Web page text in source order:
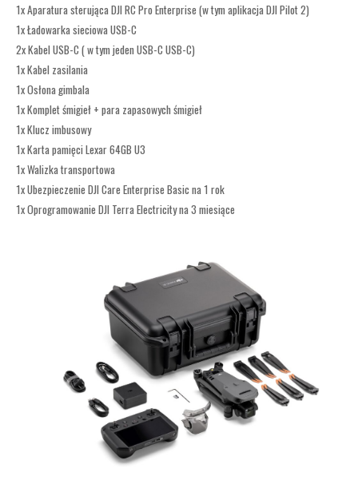
1x Aparatura sterująca DJI RC Pro Enterprise (w tym aplikacja DJI Pilot 2)
1x Ładowarka sieciowa USB-C
2x Kabel USB-C ( w tym jeden USB-C USB-C)
1x Kabel zasilania
1x Osłona gimbala
1x Komplet śmigieł + para zapasowych śmigieł
1x Klucz imbusowy
1x Karta pamięci Lexar 64GB U3
1x Walizka transportowa
1x Ubezpieczenie DJI Care Enterprise Basic na 1 rok
1x Oprogramowanie DJI Terra Electricity na 3 miesiące